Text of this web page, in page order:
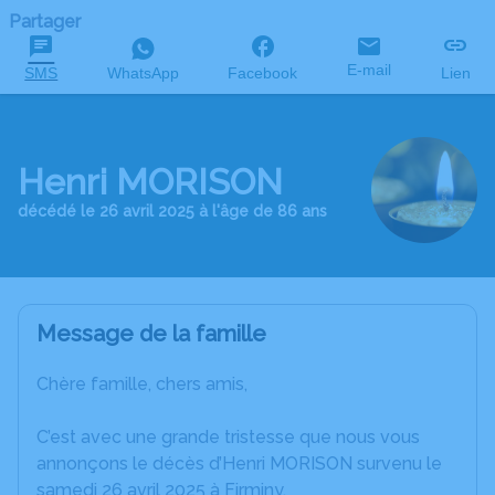
Partager
SMS WhatsApp Facebook E-mail Lien
Henri MORISON
décédé le 26 avril 2025 à l'âge de 86 ans
Message de la famille
Chère famille, chers amis,
C’est avec une grande tristesse que nous vous
annonçons le décès d’Henri MORISON survenu le
samedi 26 avril 2025 à Firminy.